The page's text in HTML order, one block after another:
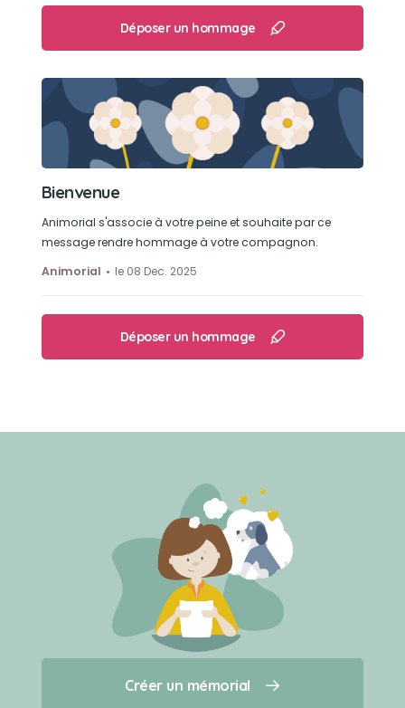
Créer un mémorial
Qui sommes-nous ?
Déposer un hommage
Bienvenue
Animorial s'associe à votre peine et souhaite par ce
message rendre hommage à votre compagnon.
Animorial
le 08 Dec. 2025
Déposer un hommage
Créer un mémorial